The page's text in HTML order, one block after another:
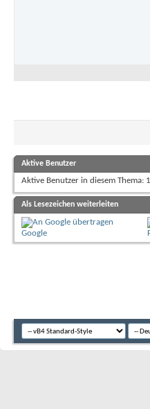
Aktive Benutzer
Aktive Benutzer in diesem Thema: 1
Als Lesezeichen weiterleiten
Google